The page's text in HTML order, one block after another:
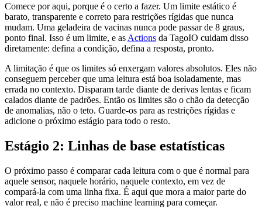
Comece por aqui, porque é o certo a fazer. Um limite estático é
barato, transparente e correto para restrições rígidas que nunca
mudam. Uma geladeira de vacinas nunca pode passar de 8 graus,
ponto final. Isso é um limite, e as Actions da TagoIO cuidam disso
diretamente: defina a condição, defina a resposta, pronto.
A limitação é que os limites só enxergam valores absolutos. Eles não
conseguem perceber que uma leitura está boa isoladamente, mas
errada no contexto. Disparam tarde diante de derivas lentas e ficam
calados diante de padrões. Então os limites são o chão da detecção
de anomalias, não o teto. Guarde-os para as restrições rígidas e
adicione o próximo estágio para todo o resto.
Estágio 2: Linhas de base estatísticas
O próximo passo é comparar cada leitura com o que é normal para
aquele sensor, naquele horário, naquele contexto, em vez de
compará-la com uma linha fixa. É aqui que mora a maior parte do
valor real, e não é preciso machine learning para começar.